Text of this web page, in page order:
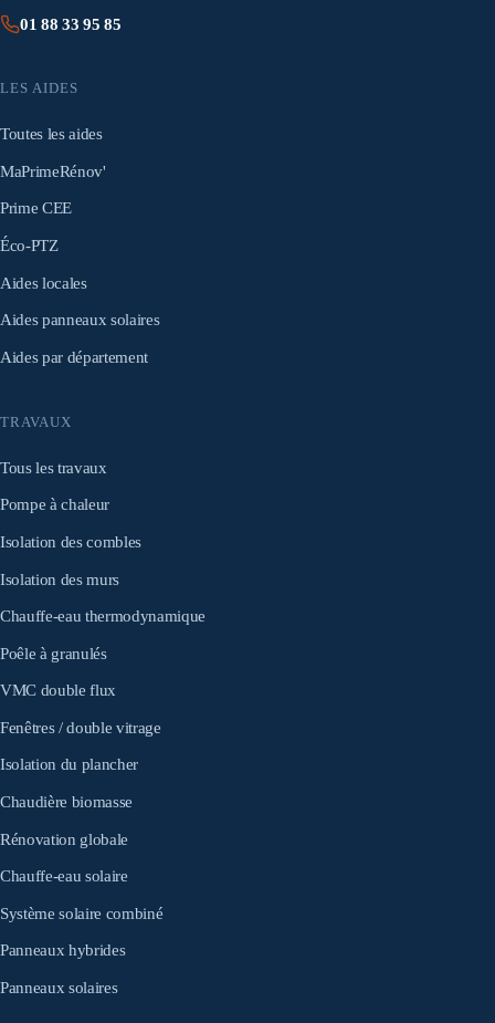
01 88 33 95 85
LES AIDES
Toutes les aides
MaPrimeRénov'
Prime CEE
Éco-PTZ
Aides locales
Aides panneaux solaires
Aides par département
TRAVAUX
Tous les travaux
Pompe à chaleur
Isolation des combles
Isolation des murs
Chauffe-eau thermodynamique
Poêle à granulés
VMC double flux
Fenêtres / double vitrage
Isolation du plancher
Chaudière biomasse
Rénovation globale
Chauffe-eau solaire
Système solaire combiné
Panneaux hybrides
Panneaux solaires